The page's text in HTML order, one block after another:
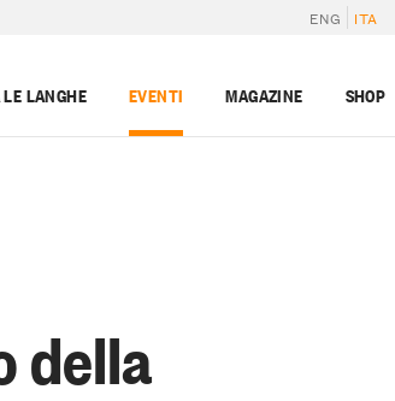
ENG ITA
LANGHE EVENTI MAGAZINE SHOP
della